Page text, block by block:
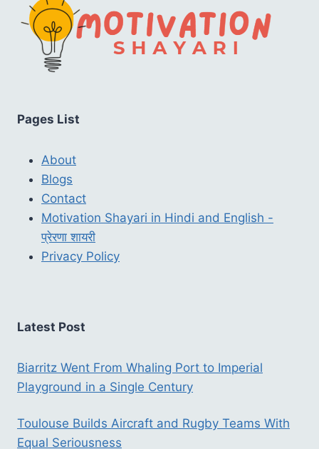
Pages List
About
Blogs
Contact
Motivation Shayari in Hindi and English -
प्रेरणा शायरी
Privacy Policy
Latest Post
Biarritz Went From Whaling Port to Imperial
Playground in a Single Century
Toulouse Builds Aircraft and Rugby Teams With
Equal Seriousness